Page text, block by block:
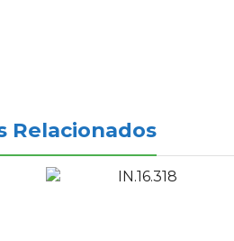
Relacionados